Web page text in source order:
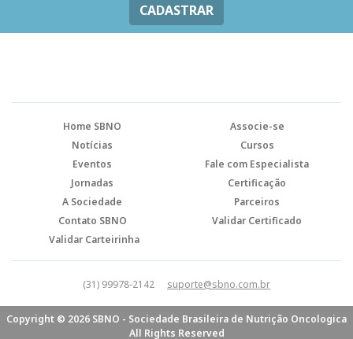
CADASTRAR
Home SBNO
Associe-se
Notícias
Cursos
Eventos
Fale com Especialista
Jornadas
Certificação
A Sociedade
Parceiros
Contato SBNO
Validar Certificado
Validar Carteirinha
(31) 99978-2142 suporte@sbno.com.br
Copyright © 2026 SBNO - Sociedade Brasileira de Nutrição Oncologica
All Rights Reserved